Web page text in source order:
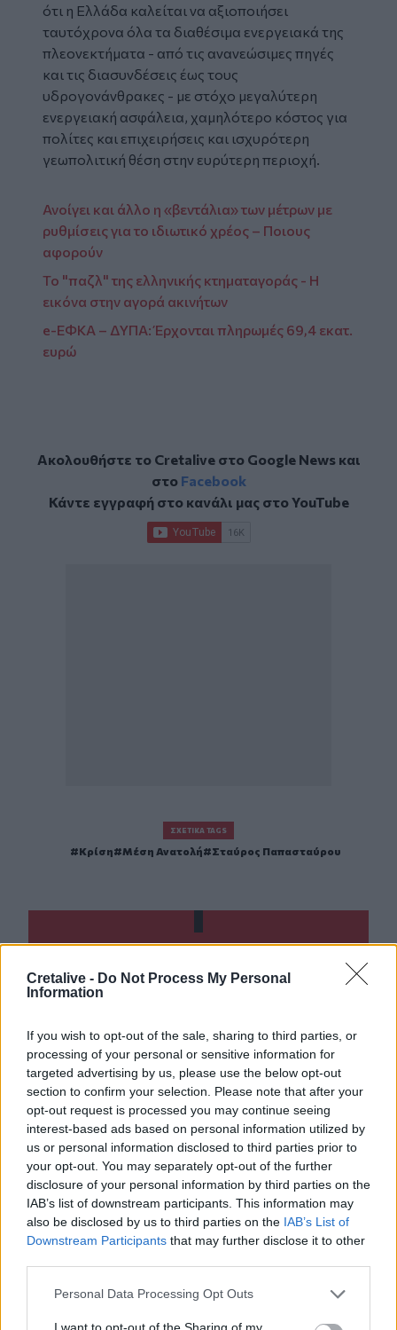
Cretalive - Do Not Process My Personal
Information
If you wish to opt-out of the sale, sharing to third parties, or
processing of your personal or sensitive information for
targeted advertising by us, please use the below opt-out
section to confirm your selection. Please note that after your
opt-out request is processed you may continue seeing
interest-based ads based on personal information utilized by
us or personal information disclosed to third parties prior to
your opt-out. You may separately opt-out of the further
disclosure of your personal information by third parties on the
IAB’s list of downstream participants. This information may
also be disclosed by us to third parties on the IAB’s List of
Downstream Participants that may further disclose it to other
Personal Data Processing Opt Outs
I want to opt-out of the Sharing of my
ότι η Ελλάδα καλείται να αξιοποιήσει
ταυτόχρονα όλα τα διαθέσιμα ενεργειακά της
πλεονεκτήματα - από τις ανανεώσιμες πηγές
και τις διασυνδέσεις έως τους
υδρογονάνθρακες - με στόχο μεγαλύτερη
ενεργειακή ασφάλεια, χαμηλότερο κόστος για
πολίτες και επιχειρήσεις και ισχυρότερη
γεωπολιτική θέση στην ευρύτερη περιοχή.
Ανοίγει και άλλο η «βεντάλια» των μέτρων με
ρυθμίσεις για το ιδιωτικό χρέος – Ποιους
αφορούν
Το "παζλ" της ελληνικής κτηματαγοράς - Η
εικόνα στην αγορά ακινήτων
e-ΕΦΚΑ – ΔΥΠΑ: Έρχονται πληρωμές 69,4 εκατ.
ευρώ
Ακολουθήστε το Cretalive στο Google Newsκαι
στο Facebook
Κάντε εγγραφή στο κανάλι μας στοYouTube
ΣΧΕΤΙΚΆ TAGS
Κρίση Μέση Ανατολή Σταύρος Παπασταύρου
ΣΤΕΊΛΕ ΤΗΝ ΕΊΔΗΣΗ
Ροή ειδήσεων Δημοφιλή
07:23
Η Σαγκάη ακυρώνει 1.300 πτήσεις ενόψει του τυφώνα
Dolphin
07:17
Περού: Δεκατρείς νεκροί και τέσσερις τραυματίες σε
τροχαίο
Εορτολόγιο: Ποιοι γιορτάζουν σήμερα 9 Αυγούστου